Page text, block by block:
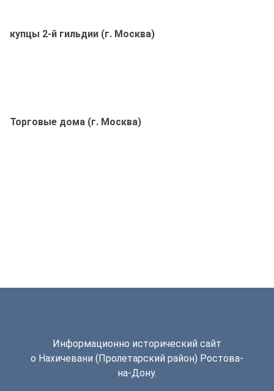
купцы 2-й гильдии (г. Москва)
Торговые дома (г. Москва)
Информационно исторический сайт
о Нахичевани (Пролетарский район) Ростова-
на-Дону.